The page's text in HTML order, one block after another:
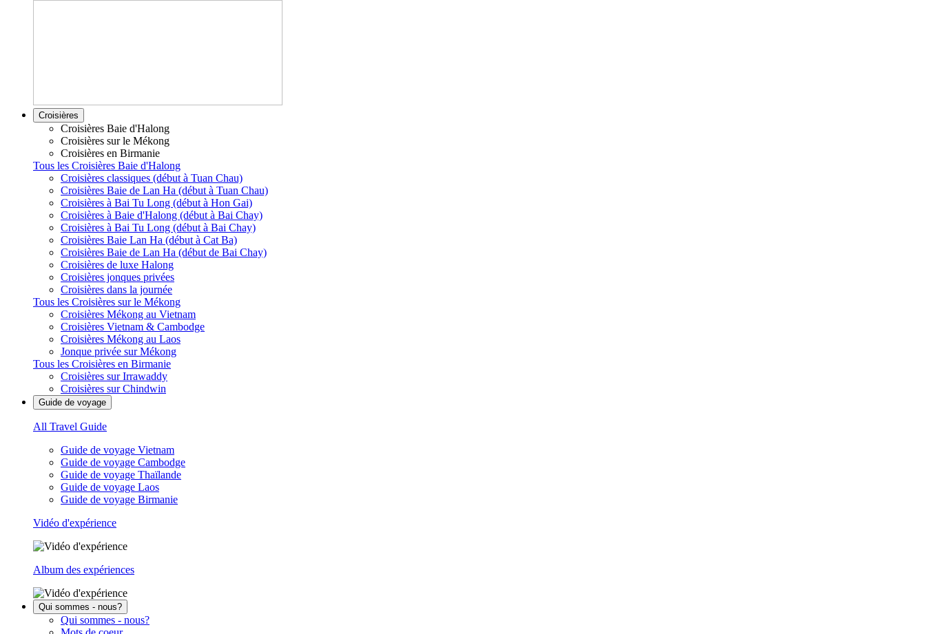
Croisières
Croisières Baie d'Halong
Croisières sur le Mékong
Croisières en Birmanie
Tous les Croisières Baie d'Halong
Croisières classiques (début à Tuan Chau)
Croisières Baie de Lan Ha (début à Tuan Chau)
Croisières à Bai Tu Long (début à Hon Gai)
Croisières à Baie d'Halong (début à Bai Chay)
Croisières à Bai Tu Long (début à Bai Chay)
Croisières Baie Lan Ha (début à Cat Ba)
Croisières Baie de Lan Ha (début de Bai Chay)
Croisières de luxe Halong
Croisières jonques privées
Croisières dans la journée
Tous les Croisières sur le Mékong
Croisières Mékong au Vietnam
Croisières Vietnam & Cambodge
Croisières Mékong au Laos
Jonque privée sur Mékong
Tous les Croisières en Birmanie
Croisières sur Irrawaddy
Croisières sur Chindwin
Guide de voyage
All Travel Guide
Guide de voyage Vietnam
Guide de voyage Cambodge
Guide de voyage Thaïlande
Guide de voyage Laos
Guide de voyage Birmanie
Vidéo d'expérience
Album des expériences
Qui sommes - nous?
Qui sommes - nous?